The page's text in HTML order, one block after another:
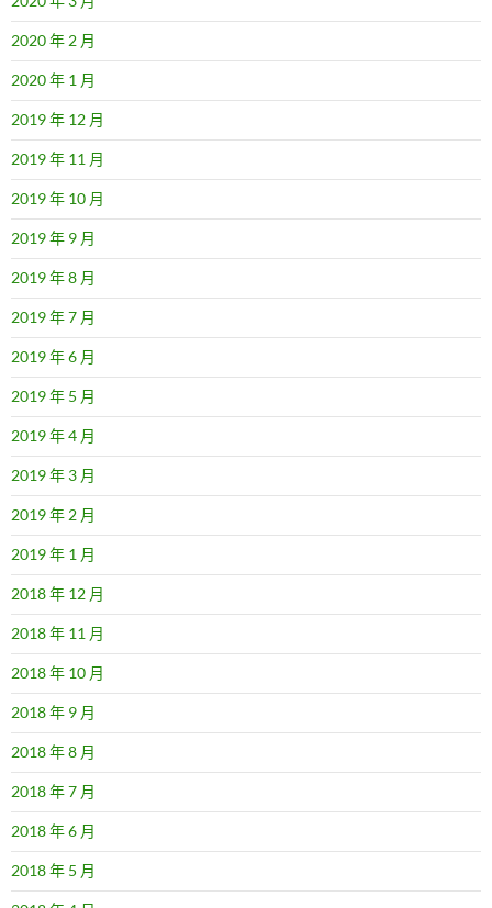
2020 年 2 月
2020 年 1 月
2019 年 12 月
2019 年 11 月
2019 年 10 月
2019 年 9 月
2019 年 8 月
2019 年 7 月
2019 年 6 月
2019 年 5 月
2019 年 4 月
2019 年 3 月
2019 年 2 月
2019 年 1 月
2018 年 12 月
2018 年 11 月
2018 年 10 月
2018 年 9 月
2018 年 8 月
2018 年 7 月
2018 年 6 月
2018 年 5 月